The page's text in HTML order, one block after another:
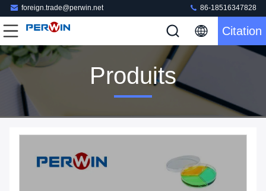
foreign.trade@perwin.net 86-18516347828
Citation
Produits